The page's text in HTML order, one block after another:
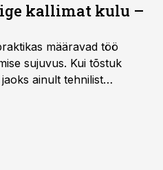
kallimat kulu –
määravad töö
sujuvus. Kui tõstuk
ainult tehnilist